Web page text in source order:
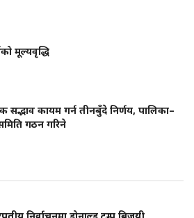
मूल्यवृद्धि
सद्भाव कायम गर्न तीनबुँदे निर्णय, पालिका–
गठन गरिने
निर्वाचनमा डोनाल्ड ट्रम्प बिजयी